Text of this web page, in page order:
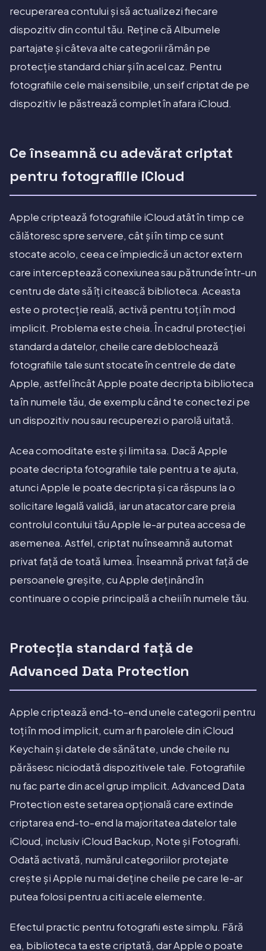
recuperarea contului și să actualizezi fiecare
dispozitiv din contul tău. Reține că Albumele
partajate și câteva alte categorii rămân pe
protecție standard chiar și în acel caz. Pentru
fotografiile cele mai sensibile, un seif criptat de pe
dispozitiv le păstrează complet în afara iCloud.
Ce înseamnă cu adevărat criptat
pentru fotografiile iCloud
Apple criptează fotografiile iCloud atât în timp ce
călătoresc spre servere, cât și în timp ce sunt
stocate acolo, ceea ce împiedică un actor extern
care interceptează conexiunea sau pătrunde într-un
centru de date să îți citească biblioteca. Aceasta
este o protecție reală, activă pentru toți în mod
implicit. Problema este cheia. În cadrul protecției
standard a datelor, cheile care deblochează
fotografiile tale sunt stocate în centrele de date
Apple, astfel încât Apple poate decripta biblioteca
ta în numele tău, de exemplu când te conectezi pe
un dispozitiv nou sau recuperezi o parolă uitată.
Acea comoditate este și limita sa. Dacă Apple
poate decripta fotografiile tale pentru a te ajuta,
atunci Apple le poate decripta și ca răspuns la o
solicitare legală validă, iar un atacator care preia
controlul contului tău Apple le-ar putea accesa de
asemenea. Astfel, criptat nu înseamnă automat
privat față de toată lumea. Înseamnă privat față de
persoanele greșite, cu Apple deținând în
continuare o copie principală a cheii în numele tău.
Protecția standard față de
Advanced Data Protection
Apple criptează end-to-end unele categorii pentru
toți în mod implicit, cum ar fi parolele din iCloud
Keychain și datele de sănătate, unde cheile nu
părăsesc niciodată dispozitivele tale. Fotografiile
nu fac parte din acel grup implicit. Advanced Data
Protection este setarea opțională care extinde
criptarea end-to-end la majoritatea datelor tale
iCloud, inclusiv iCloud Backup, Note și Fotografii.
Odată activată, numărul categoriilor protejate
crește și Apple nu mai deține cheile pe care le-ar
putea folosi pentru a citi acele elemente.
Efectul practic pentru fotografii este simplu. Fără
ea, biblioteca ta este criptată, dar Apple o poate